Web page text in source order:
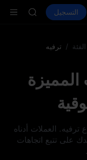
الأسواق العقود الفوريةالتسجيل
SKYAI
اشتراك سوق
الفئة / ترفيه
المميزة
العملات أدناه
على تتبع اتجاهات